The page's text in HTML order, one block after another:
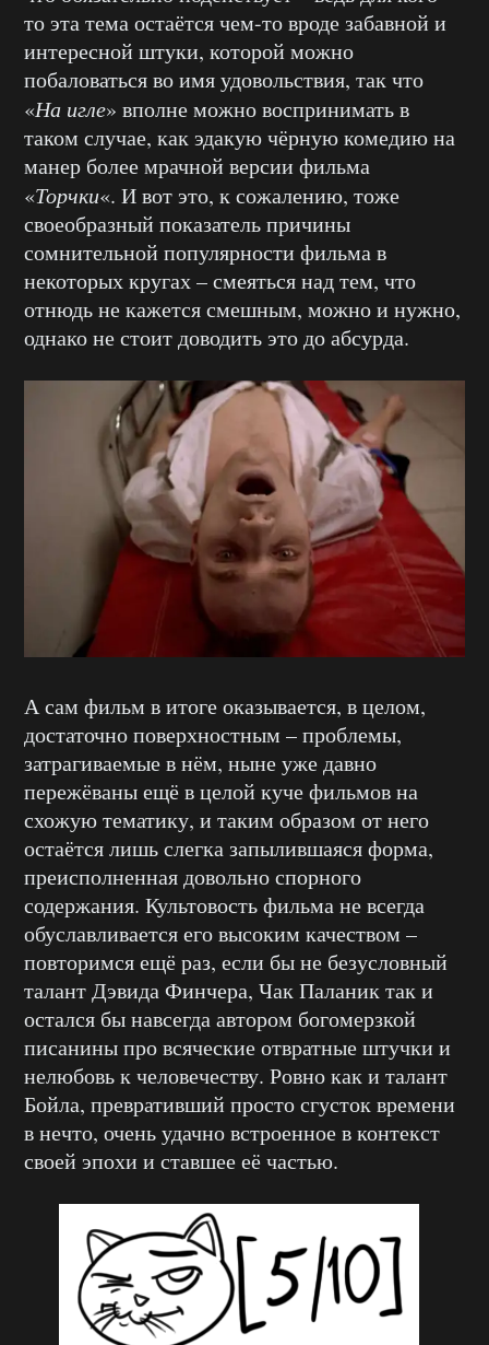
то эта тема остаётся чем-то вроде забавной и
интересной штуки, которой можно
побаловаться во имя удовольствия, так что
«На игле» вполне можно воспринимать в
таком случае, как эдакую чёрную комедию на
манер более мрачной версии фильма
«Торчки«. И вот это, к сожалению, тоже
своеобразный показатель причины
сомнительной популярности фильма в
некоторых кругах – смеяться над тем, что
отнюдь не кажется смешным, можно и нужно,
однако не стоит доводить это до абсурда.
А сам фильм в итоге оказывается, в целом,
достаточно поверхностным – проблемы,
затрагиваемые в нём, ныне уже давно
пережёваны ещё в целой куче фильмов на
схожую тематику, и таким образом от него
остаётся лишь слегка запылившаяся форма,
преисполненная довольно спорного
содержания. Культовость фильма не всегда
обуславливается его высоким качеством –
повторимся ещё раз, если бы не безусловный
талант Дэвида Финчера, Чак Паланик так и
остался бы навсегда автором богомерзкой
писанины про всяческие отвратные штучки и
нелюбовь к человечеству. Ровно как и талант
Бойла, превративший просто сгусток времени
в нечто, очень удачно встроенное в контекст
своей эпохи и ставшее её частью.